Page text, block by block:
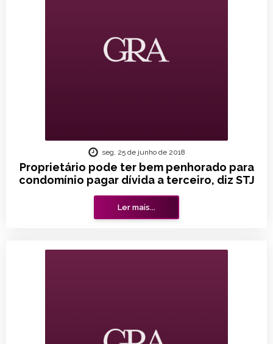
Proprietário pode ter bem penhorado para
condomínio pagar dívida a terceiro, diz STJ
seg, 25 de junho de 2018
Ler mais...